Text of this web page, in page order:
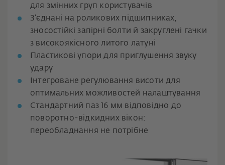
для змінних груп користувачів
З’єднані на роликових підшипниках,
зносостійкі запірні болти й закруглені гачки
з високоякісного литого латуні
Пластикові упори для приглушення звуку
удару
Інтегроване регулювання висоти для
оптимальних можливостей налаштування
Стандартний паз 16 мм відповідно до
поворотно-відкидних вікон:
переобладнання не потрібне